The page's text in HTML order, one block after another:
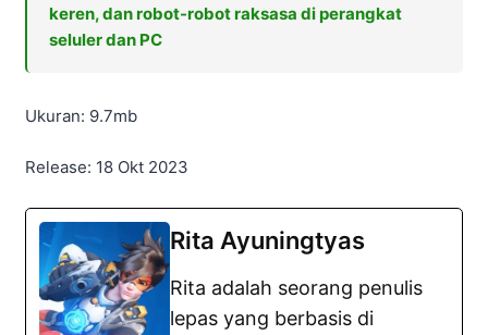
keren, dan robot-robot raksasa di perangkat
seluler dan PC
Ukuran: 9.7mb
Release: 18 Okt 2023
Rita Ayuningtyas
Rita adalah seorang penulis
lepas yang berbasis di